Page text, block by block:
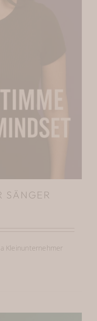
SÄNGER
Kleinunternehmer